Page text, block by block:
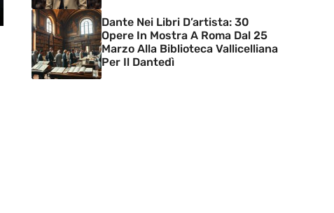
Dante Nei Libri D’artista: 30
Opere In Mostra A Roma Dal 25
Marzo Alla Biblioteca Vallicelliana
Per Il Dantedì